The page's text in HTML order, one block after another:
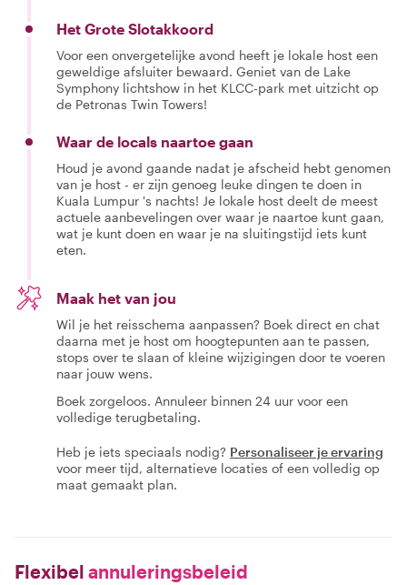
Het Grote Slotakkoord
Voor een onvergetelijke avond heeft je lokale host een
geweldige afsluiter bewaard. Geniet van de Lake
Symphony lichtshow in het KLCC-park met uitzicht op
de Petronas Twin Towers!
Waar de locals naartoe gaan
Houd je avond gaande nadat je afscheid hebt genomen
van je host - er zijn genoeg leuke dingen te doen in
Kuala Lumpur 's nachts! Je lokale host deelt de meest
actuele aanbevelingen over waar je naartoe kunt gaan,
wat je kunt doen en waar je na sluitingstijd iets kunt
eten.
Maak het van jou
Wil je het reisschema aanpassen? Boek direct en chat
daarna met je host om hoogtepunten aan te passen,
stops over te slaan of kleine wijzigingen door te voeren
naar jouw wens.
Boek zorgeloos. Annuleer binnen 24 uur voor een
volledige terugbetaling.
Heb je iets speciaals nodig? Personaliseer je ervaring
voor meer tijd, alternatieve locaties of een volledig op
maat gemaakt plan.
Flexibel annuleringsbeleid